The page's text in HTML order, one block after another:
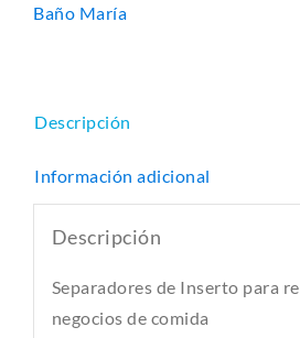
Baño María
Descripción
Información adicional
Descripción
Separadores de Inserto para
negocios de comida